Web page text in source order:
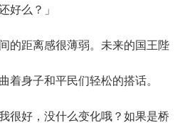
么？」
距离感很薄弱。未来的国王陛
着身子和平民们轻松的搭话。
好，没什么变化哦？如果是桥